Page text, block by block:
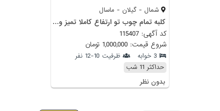
شمال - گیلان - ماسال
کلبه تمام چوب تو ارتفاع کاملا تمیز و نو ساز با امنیت بالا تمامی افراد خوشاخلاق و در دل جنگل
کد آگهی: 115407
شروع قیمت: 1,000,000 تومان
3 خوابه
ظرفیت 10-12 نفر
حداکثر 11 شب
بدون نظر